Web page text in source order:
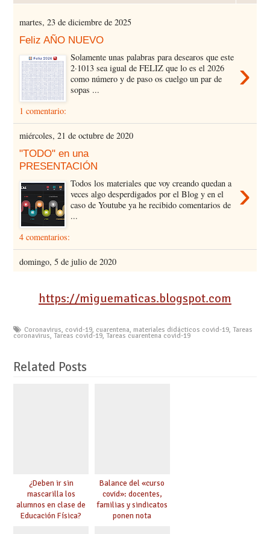
https://miguematicas.blogspot.com
Coronavirus, covid-19, cuarentena, materiales didácticos covid-19, Tareas
coronavirus, Tareas covid-19, Tareas cuarentena covid-19
Related Posts
¿Deben ir sin
mascarilla los
alumnos en clase de
Educación Física?
Balance del «curso
covid»: docentes,
familias y sindicatos
ponen nota